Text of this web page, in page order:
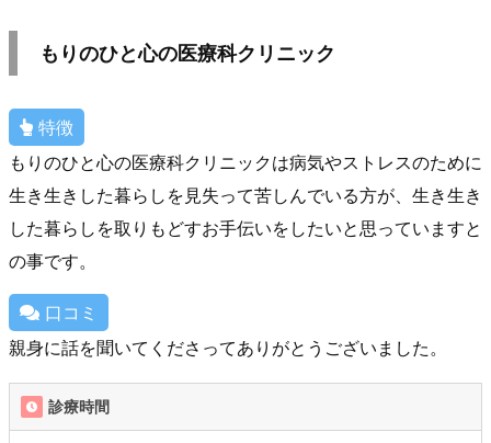
もりのひと心の医療科クリニック
特徴
もりのひと心の医療科クリニックは病気やストレスのために
生き生きした暮らしを見失って苦しんでいる方が、生き生き
した暮らしを取りもどすお手伝いをしたいと思っていますと
の事です。
口コミ
親身に話を聞いてくださってありがとうございました。
診療時間